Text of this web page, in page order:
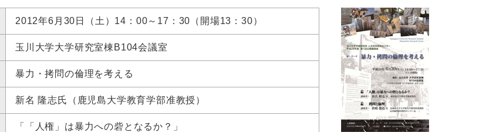
2012年6月30日（土）14：00～17：30（開場13：30）
玉川大学大学研究室棟B104会議室
暴力・拷問の倫理を考える
新名 隆志氏（鹿児島大学教育学部准教授）
「「人権」は暴力への砦となるか？」